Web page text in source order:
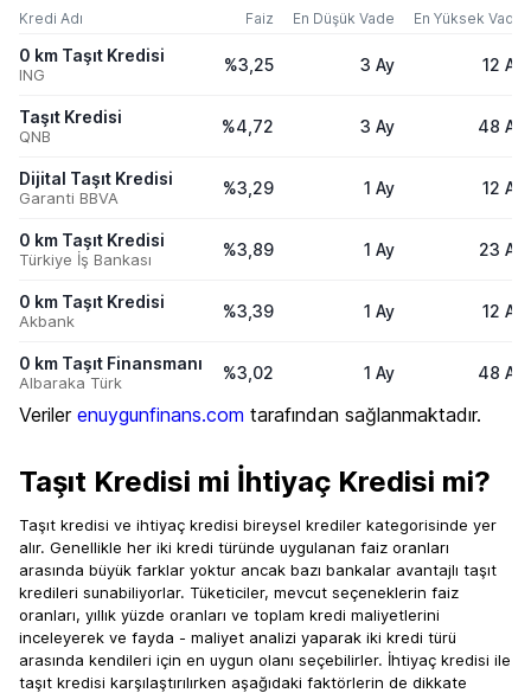
Kredi Adı Faiz En Düşük Vade En Yüksek Vade
0 km Taşıt Kredisi
ING %3,25 3 Ay 12 Ay
Taşıt Kredisi
QNB %4,72 3 Ay 48 Ay
Dijital Taşıt Kredisi
Garanti BBVA %3,29 1 Ay 12 Ay
0 km Taşıt Kredisi
Türkiye İş Bankası %3,89 1 Ay 23 Ay
0 km Taşıt Kredisi
Akbank %3,39 1 Ay 12 Ay
0 km Taşıt Finansmanı
Albaraka Türk %3,02 1 Ay 48 Ay
Veriler enuygunfinans.com tarafından sağlanmaktadır.
Taşıt Kredisi mi İhtiyaç Kredisi mi?
Taşıt kredisi ve ihtiyaç kredisi bireysel krediler kategorisinde yer
alır. Genellikle her iki kredi türünde uygulanan faiz oranları
arasında büyük farklar yoktur ancak bazı bankalar avantajlı taşıt
kredileri sunabiliyorlar. Tüketiciler, mevcut seçeneklerin faiz
oranları, yıllık yüzde oranları ve toplam kredi maliyetlerini
inceleyerek ve fayda - maliyet analizi yaparak iki kredi türü
arasında kendileri için en uygun olanı seçebilirler. İhtiyaç kredisi ile
taşıt kredisi karşılaştırılırken aşağıdaki faktörlerin de dikkate